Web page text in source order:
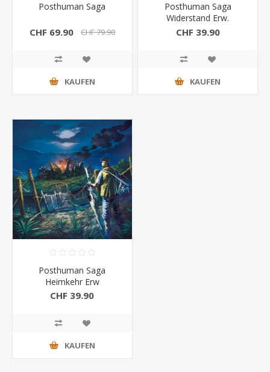
Posthuman Saga
CHF 69.90 CHF 79.90
KAUFEN
Posthuman Saga
Widerstand Erw.
CHF 39.90
KAUFEN
Posthuman Saga
Heimkehr Erw
CHF 39.90
KAUFEN